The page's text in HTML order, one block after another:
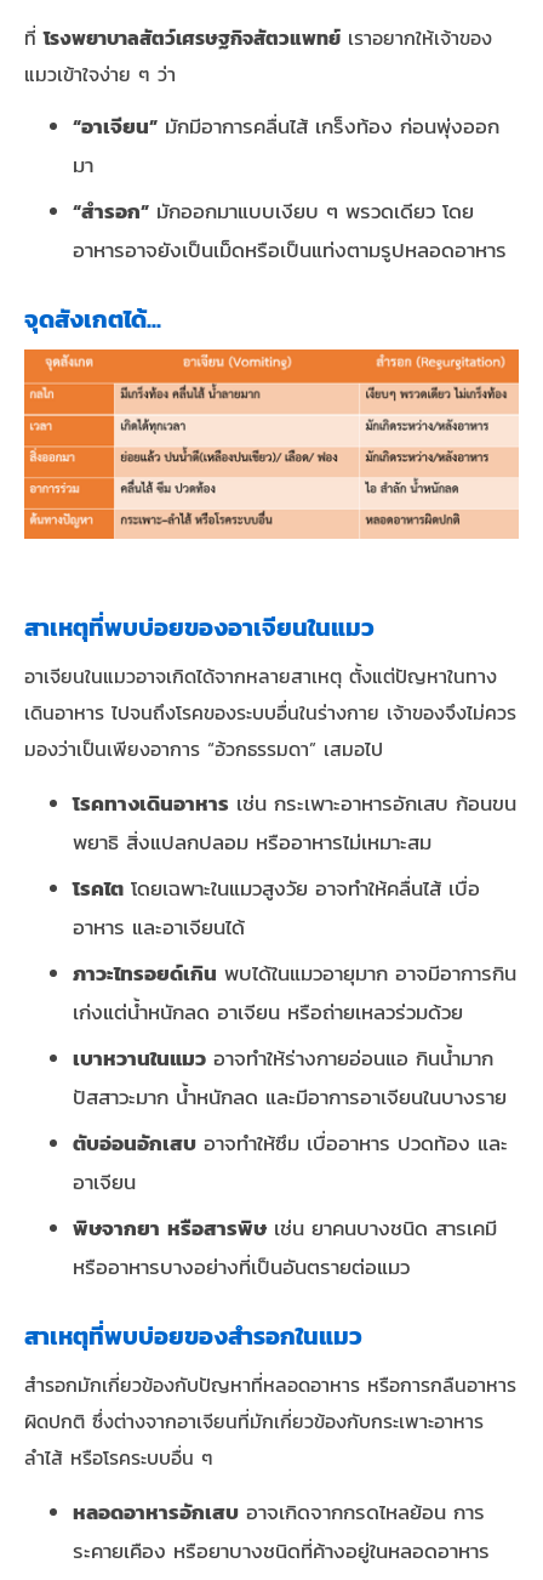
ที่โรงพยาบาลสัตว์เศรษฐกิจสัตวแพทย์ เราอยากให้เจ้าของ
แมวเข้าใจง่าย ๆ ว่า
“อาเจียน” มักมีอาการคลื่นไส้ เกร็งท้อง ก่อนพุ่งออก
มา
“สำรอก” มักออกมาแบบเงียบ ๆ พรวดเดียว โดย
อาหารอาจยังเป็นเม็ดหรือเป็นแท่งตามรูปหลอดอาหาร
จุดสังเกตได้...
สาเหตุที่พบบ่อยของอาเจียนในแมว
อาเจียนในแมวอาจเกิดได้จากหลายสาเหตุ ตั้งแต่ปัญหาในทาง
เดินอาหาร ไปจนถึงโรคของระบบอื่นในร่างกาย เจ้าของจึงไม่ควร
มองว่าเป็นเพียงอาการ “อ้วกธรรมดา” เสมอไป
โรคทางเดินอาหาร เช่น กระเพาะอาหารอักเสบ ก้อนขน
พยาธิ สิ่งแปลกปลอม หรืออาหารไม่เหมาะสม
โรคไต โดยเฉพาะในแมวสูงวัย อาจทำให้คลื่นไส้ เบื่อ
อาหาร และอาเจียนได้
ภาวะไทรอยด์เกิน พบได้ในแมวอายุมาก อาจมีอาการกิน
เก่งแต่น้ำหนักลด อาเจียน หรือถ่ายเหลวร่วมด้วย
เบาหวานในแมว อาจทำให้ร่างกายอ่อนแอ กินน้ำมาก
ปัสสาวะมาก น้ำหนักลด และมีอาการอาเจียนในบางราย
ตับอ่อนอักเสบ อาจทำให้ซึม เบื่ออาหาร ปวดท้อง และ
อาเจียน
พิษจากยา หรือสารพิษเช่น ยาคนบางชนิด สารเคมี
หรืออาหารบางอย่างที่เป็นอันตรายต่อแมว
สาเหตุที่พบบ่อยของสำรอกในแมว
สำรอกมักเกี่ยวข้องกับปัญหาที่หลอดอาหาร หรือการกลืนอาหาร
ผิดปกติ ซึ่งต่างจากอาเจียนที่มักเกี่ยวข้องกับกระเพาะอาหาร
ลำไส้ หรือโรคระบบอื่น ๆ
หลอดอาหารอักเสบ อาจเกิดจากกรดไหลย้อน การ
ระคายเคือง หรือยาบางชนิดที่ค้างอยู่ในหลอดอาหาร